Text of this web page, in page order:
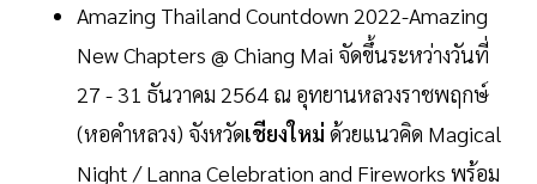
Amazing Thailand Countdown 2022-Amazing
New Chapters @ Chiang Mai จัดขึ้นระหว่างวันที่
27 - 31 ธันวาคม 2564 ณ อุทยานหลวงราชพฤกษ์
(หอคำหลวง) จังหวัดเชียงใหม่ ด้วยแนวคิด Magical
Night / Lanna Celebration and Fireworks พร้อม